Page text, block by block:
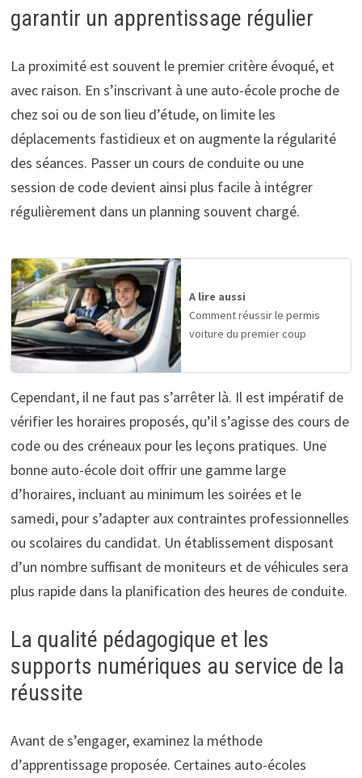
garantir un apprentissage régulier
La proximité est souvent le premier critère évoqué, et
avec raison. En s’inscrivant à une auto-école proche de
chez soi ou de son lieu d’étude, on limite les
déplacements fastidieux et on augmente la régularité
des séances. Passer un cours de conduite ou une
session de code devient ainsi plus facile à intégrer
régulièrement dans un planning souvent chargé.
A lire aussi
Comment réussir le permis
voiture du premier coup
Cependant, il ne faut pas s’arrêter là. Il est impératif de
vérifier les horaires proposés, qu’il s’agisse des cours de
code ou des créneaux pour les leçons pratiques. Une
bonne auto-école doit offrir une gamme large
d’horaires, incluant au minimum les soirées et le
samedi, pour s’adapter aux contraintes professionnelles
ou scolaires du candidat. Un établissement disposant
d’un nombre suffisant de moniteurs et de véhicules sera
plus rapide dans la planification des heures de conduite.
La qualité pédagogique et les
supports numériques au service de la
réussite
Avant de s’engager, examinez la méthode
d’apprentissage proposée. Certaines auto-écoles